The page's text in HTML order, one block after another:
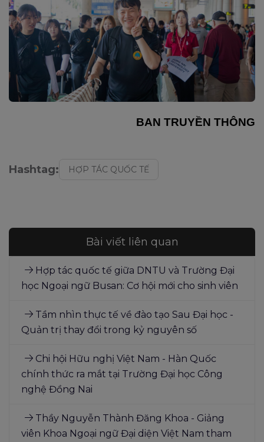
BAN TRUYỀN THÔNG
Hashtag: HỢP TÁC QUỐC TẾ
Bài viết liên quan
Hợp tác quốc tế giữa DNTU và Trường Đại
học Ngoại ngữ Busan: Cơ hội mới cho sinh viên
Tầm nhìn thực tế về đào tạo Sau Đại học -
Quản trị thay đổi trong kỷ nguyên số
Chi hội Hữu nghị Việt Nam - Hàn Quốc
chính thức ra mắt tại Trường Đại học Công
nghệ Đồng Nai
Thầy Nguyễn Thành Đăng Khoa - Giảng
viên Khoa Ngoại ngữ Đại diện Việt Nam tham